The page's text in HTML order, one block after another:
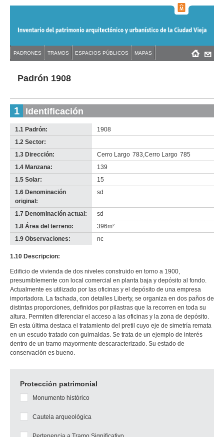
navigation
Back
topPadrón 1908
1 Identificación
1.1 Padrón:
1908
1.2 Sector:
no
info-
1.3 Dirección: Cerro Largo 783,Cerro Largo 785
1.4 Manzana:
139
1.5 Solar:
15
1.6 Denominación
original:
sd
1.7 Denominación actual:
sd
1.8 Área del terreno:
396m²
1.9 Observaciones:
nc
1.10 Descripcion:
Edificio de vivienda de dos niveles construido en torno a 1900,
presumiblemente con local comercial en planta baja y depósito al fondo.
Actualmente es utilizado por las oficinas y el depósito de una empresa
importadora. La fachada, con detalles Liberty, se organiza en dos paños de
distintas proporciones, definidos por pilastras que la recorren en toda su
altura. Permiten diferenciar el acceso a las oficinas y la zona de depósito.
En esta última destaca el tratamiento del pretil cuyo eje de simetría remata
en un escudo tratado con guirnaldas. Se trata de un ejemplo de interés
dentro de un tramo mayormente descaracterizado. Su estado de
conservación es bueno.
Protección patrimonial
Monumento histórico
Cautela arqueológica
Back
to Menú
PADRONES TRAMOS ESPACIOS PÚBLICOS MAPAS